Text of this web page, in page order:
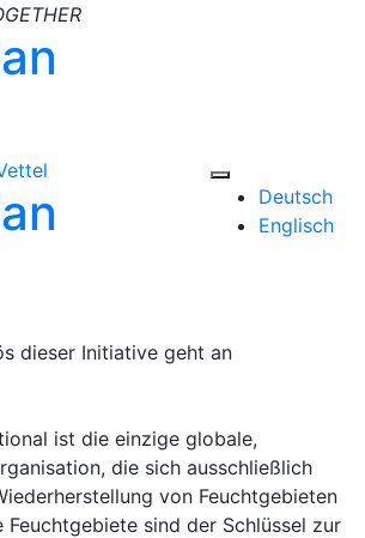
Deutsch
Englisch
dieser Initiative geht an
ist die einzige globale,
die sich ausschließlich
von Feuchtgebieten
Feuchtgebiete sind der Schlüssel zur